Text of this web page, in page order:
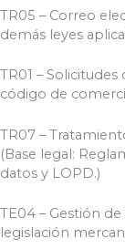
TR05 – Correo
demás leyes
TR01 –
código de
TR07 –
(Base legal:
datos y LOPD.)
TE04 – Gestión
legislación